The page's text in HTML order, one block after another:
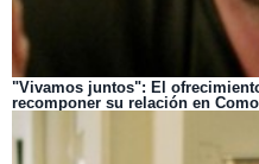
"Vivamos juntos": El
recomponer su relación en